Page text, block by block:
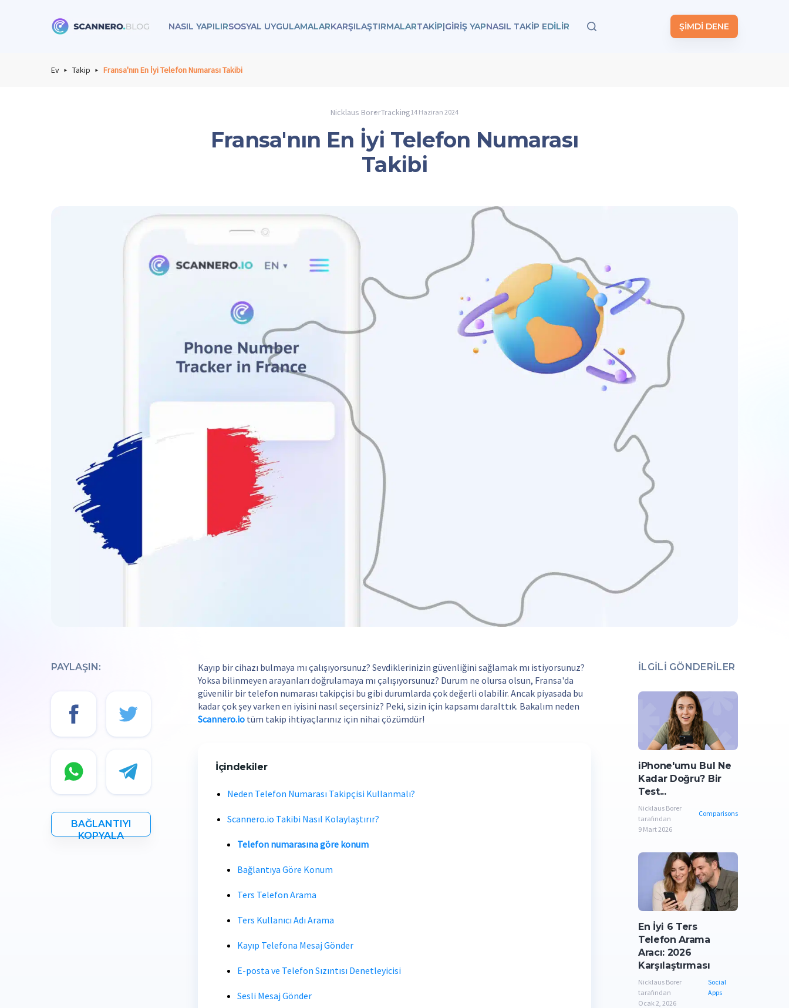
NASIL YAPILIRSOSYAL UYGULAMALARKARŞILAŞTIRMALARTAKIP|GİRİŞ YAPNASIL TAKIP EDILIR ŞİMDİ DENE
Ev Takip Fransa'nın En İyi Telefon Numarası Takibi
Nicklaus BorerTracking14 Haziran 2024
Fransa'nın En İyi Telefon Numarası
Takibi
PAYLAŞIN:
BAĞLANTIYI
KOPYALA
Kayıp bir cihazı bulmaya mı çalışıyorsunuz? Sevdiklerinizin güvenliğini sağlamak mı istiyorsunuz?
Yoksa bilinmeyen arayanları doğrulamaya mı çalışıyorsunuz? Durum ne olursa olsun, Fransa'da
güvenilir bir telefon numarası takipçisi bu gibi durumlarda çok değerli olabilir. Ancak piyasada bu
kadar çok şey varken en iyisini nasıl seçersiniz? Peki, sizin için kapsamı daralttık. Bakalım neden
Scannero.io tüm takip ihtiyaçlarınız için nihai çözümdür!
İçindekiler
Neden Telefon Numarası Takipçisi Kullanmalı?
Scannero.io Takibi Nasıl Kolaylaştırır?
Telefon numarasına göre konum
Bağlantıya Göre Konum
Ters Telefon Arama
Ters Kullanıcı Adı Arama
Kayıp Telefona Mesaj Gönder
E-posta ve Telefon Sızıntısı Denetleyicisi
Sesli Mesaj Gönder
İLGILI GÖNDERILER
iPhone'umu Bul Ne
Kadar Doğru? Bir
Test...
Nicklaus Borer
tarafından
Comparisons
9 Mart 2026
En İyi 6 Ters
Telefon Arama
Aracı: 2026
Karşılaştırması
Nicklaus Borer
tarafından
Social
Apps
Ocak 2, 2026